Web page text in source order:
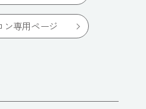
ン専用ページ